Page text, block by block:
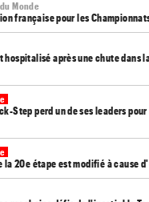
Monde
française pour les
hospitalisé après une chute dans
Step perd un de ses leaders
la 20e étape est modifié à cause